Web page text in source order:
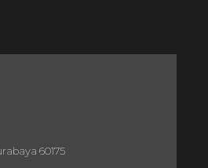
60175